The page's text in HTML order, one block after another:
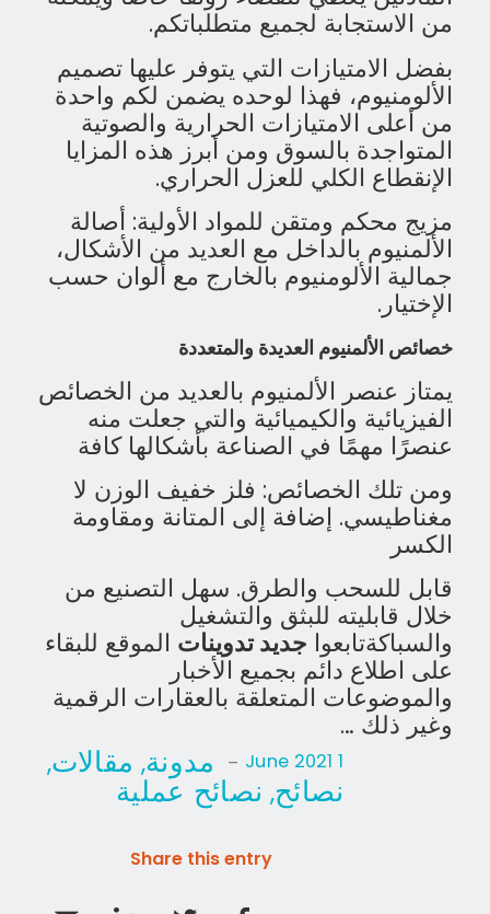
من الاستجابة لجميع متطلباتكم.
بفضل الامتيازات التي يتوفر عليها تصميم
الألومنيوم، فهذا لوحده يضمن لكم واحدة
من أعلى الامتيازات الحرارية والصوتية
المتواجدة بالسوق ومن أبرز هذه المزايا
الإنقطاع الكلي للعزل الحراري.
مزيج محكم ومتقن للمواد الأولية: أصالة
الألمنيوم بالداخل مع العديد من الأشكال،
جمالية الألومنيوم بالخارج مع ألوان حسب
الإختيار.
خصائص الألمنيوم العديدة والمتعددة
يمتاز عنصر الألمنيوم بالعديد من الخصائص
الفيزيائية والكيميائية والتي جعلت منه
عنصرًا مهمًا في الصناعة بأشكالها كافة
ومن تلك الخصائص: فلز خفيف الوزن لا
مغناطيسي. إضافة إلى المتانة ومقاومة
الكسر
قابل للسحب والطرق. سهل التصنيع من
خلال قابليته للبثق والتشغيل
والسباكةتابعوا جديد تدوينات الموقع للبقاء
على اطلاع دائم بجميع الأخبار
والموضوعات المتعلقة بالعقارات الرقمية
وغير ذلك …
1 June 2021
- مدونة, مقالات,
نصائح, نصائح عملية
Share this entry